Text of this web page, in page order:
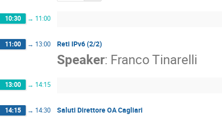
10:30 → 11:00
11:00 → 13:00 Reti IPv6 (2/2)
Speaker: Franco Tinarelli
13:00 → 14:15
14:15 → 14:30 Saluti Direttore OA Cagliari